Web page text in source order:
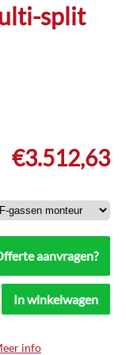
split
€3.512,63
aanvragen?
In winkelwagen
info